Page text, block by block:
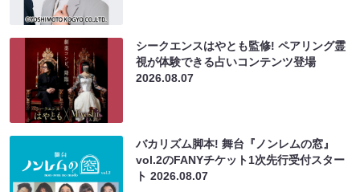
シークエンスはやとも監修! ペアリング霊
視が体験できる占いコンテンツ登場
2026.08.07
バカリズム脚本! 舞台『ノンレムの窓』
vol.2のFANYチケット1次先行受付スター
ト2026.08.07